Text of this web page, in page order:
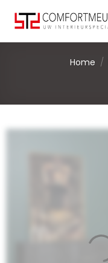
content
Home /